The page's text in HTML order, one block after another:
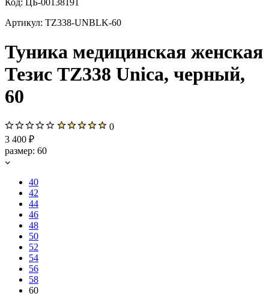
Код:
ЦБ-00138191
Артикул: TZ338-UNBLK-60
Туника медицинская женская
Тезис TZ338 Unica, черный,
60
0
3 400 ₽
размер: 60
40
42
44
46
48
50
52
54
56
58
60